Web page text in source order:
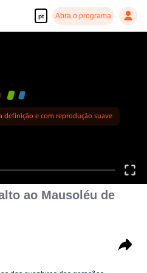
pt Abra o programa
definição e com reprodução suave
ao Mausoléu de